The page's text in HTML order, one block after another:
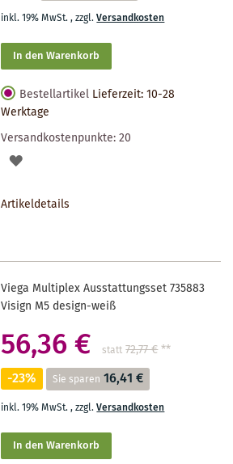
inkl. 19% MwSt.,zzgl.Versandkosten
In den Warenkorb
Bestellartikel Lieferzeit: 10-28
Werktage
Versandkostenpunkte:20
AUF
Artikeldetails
Viega Multiplex Ausstattungsset 735883
Visign M5 design-weiß
56,36 € statt 72,77 €**
-23% Sie sparen 16,41 €
inkl. 19% MwSt.,zzgl.Versandkosten
In den Warenkorb